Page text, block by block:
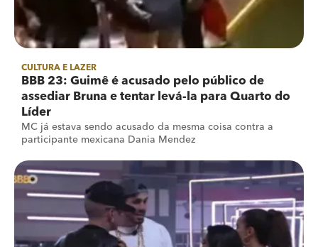
CULTURA E LAZER
BBB 23: Guimê é acusado pelo público de
assediar Bruna e tentar levá-la para Quarto do
Líder
MC já estava sendo acusado da mesma coisa contra a
participante mexicana Dania Mendez